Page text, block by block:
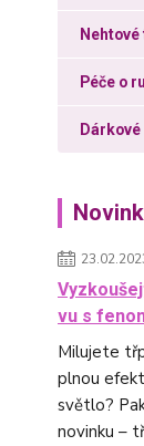
Péče o
vu s
Milujete
plnou
světlo?
novinku –